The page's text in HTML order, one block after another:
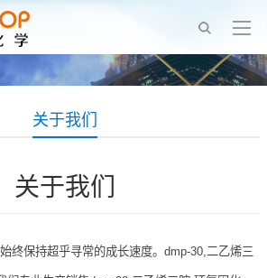
关于我们
关于我们
终保持超乎寻常的成长速度。dmp-30,二乙烯三